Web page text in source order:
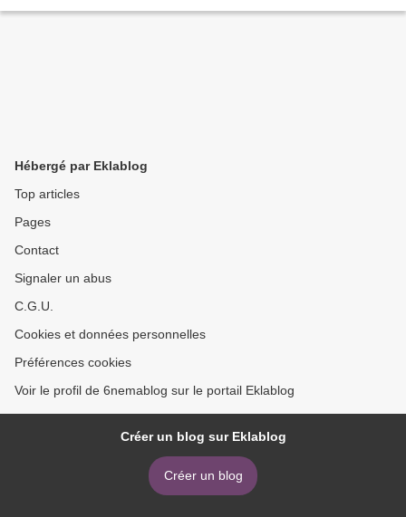
Hébergé par Eklablog
Top articles
Pages
Contact
Signaler un abus
C.G.U.
Cookies et données personnelles
Préférences cookies
Voir le profil de 6nemablog sur le portail Eklablog
Créer un blog sur Eklablog
Créer un blog